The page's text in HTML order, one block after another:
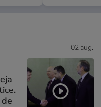
02 aug.